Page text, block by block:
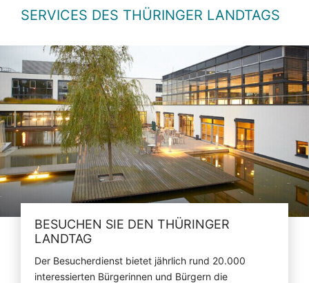
SERVICES DES THÜRINGER LANDTAGS
BESUCHEN SIE DEN THÜRINGER
LANDTAG
Der Besucherdienst bietet jährlich rund 20.000
interessierten Bürgerinnen und Bürgern die